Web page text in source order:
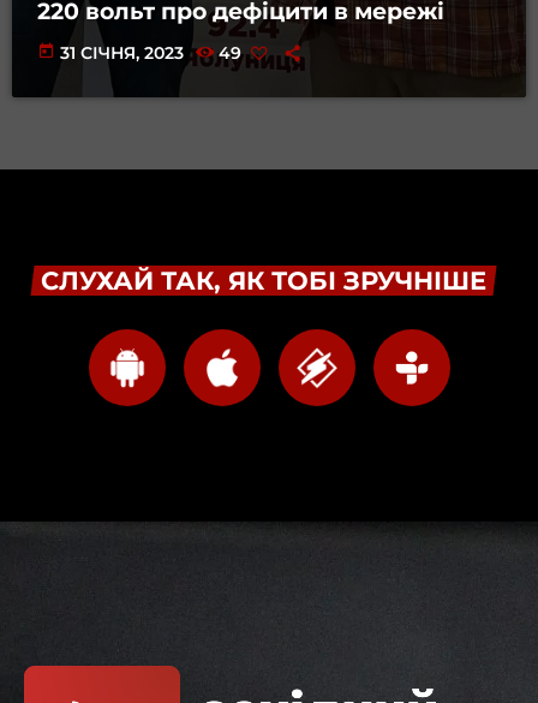
220 вольт про дефіцити в мережі
today 31 СІЧНЯ, 2023 49
СЛУХАЙ ТАК, ЯК ТОБІ ЗРУЧНІШЕ